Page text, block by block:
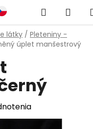
Hľadať
látky / Pleteniny -
úplet manšestrový